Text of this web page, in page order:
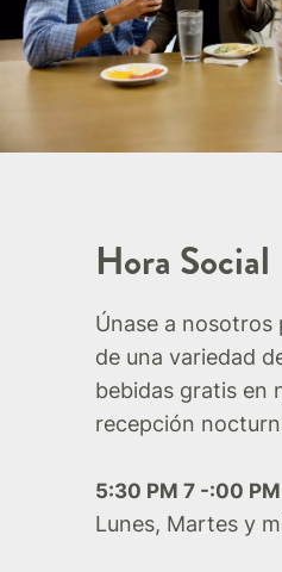
Hora Social
Únase a
de una variedad
bebidas gratis en
recepción
5:30 PM 7 -:00 PM
Lunes, Martes y